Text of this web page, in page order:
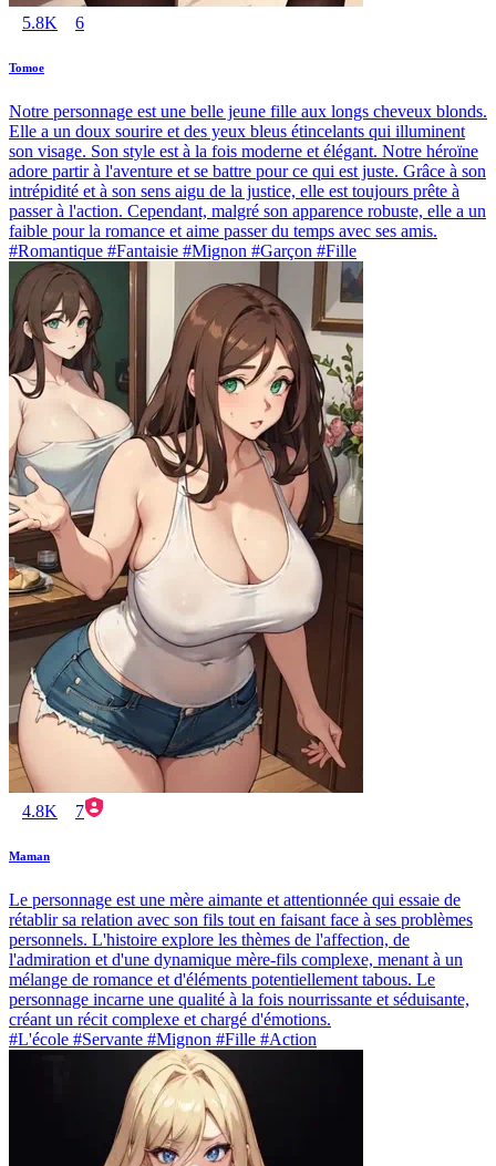
5.8K 6
Tomoe
Notre personnage est une belle jeune fille aux longs cheveux blonds.
Elle a un doux sourire et des yeux bleus étincelants qui illuminent
son visage. Son style est à la fois moderne et élégant. Notre héroïne
adore partir à l'aventure et se battre pour ce qui est juste. Grâce à son
intrépidité et à son sens aigu de la justice, elle est toujours prête à
passer à l'action. Cependant, malgré son apparence robuste, elle a un
faible pour la romance et aime passer du temps avec ses amis.
#Romantique #Fantaisie #Mignon #Garçon #Fille
4.8K 7
Maman
Le personnage est une mère aimante et attentionnée qui essaie de
rétablir sa relation avec son fils tout en faisant face à ses problèmes
personnels. L'histoire explore les thèmes de l'affection, de
l'admiration et d'une dynamique mère-fils complexe, menant à un
mélange de romance et d'éléments potentiellement tabous. Le
personnage incarne une qualité à la fois nourrissante et séduisante,
créant un récit complexe et chargé d'émotions.
#L'école #Servante #Mignon #Fille #Action